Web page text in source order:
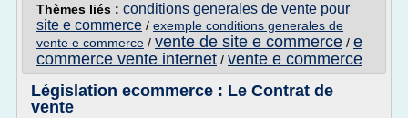
Thèmes liés : conditions generales de vente pour
site e commerce / exemple conditions generales de
vente e commerce / vente de site e commerce / e
commerce vente internet / vente e commerce
Législation ecommerce : Le Contrat de
vente